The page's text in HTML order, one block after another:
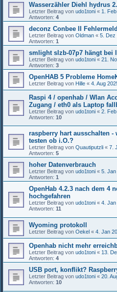
Wasserzähler Diehl hydrus
Letzter Beitrag von udo1toni « 1.
Antworten: 4
deconz Conbee II
Letzter Beitrag von Oldman « 5. Dez
Antworten: 1
smlight slzb-07p7 hängt bei
Letzter Beitrag von udo1toni « 21.
Antworten: 3
OpenHAB 5 Probleme
Letzter Beitrag von Hille « 4. Aug
Raspi 4 / openhab / Wlan
Zugang / eth0 als Laptop
Letzter Beitrag von udo1toni « 2.
Antworten: 10
raspberry hart ausschalten -
testen ob i.O.?
Letzter Beitrag von Quautiputzli « 7.
Antworten: 5
hoher Datenverbrauch
Letzter Beitrag von udo1toni « 5. Jan
Antworten: 1
OpenHab 4.2.3 nach dem 4
hochgefahren
Letzter Beitrag von udo1toni « 4. Jan
Antworten: 11
Wyoming protokoll
Letzter Beitrag von Oekel « 4. Jan
Openhab nicht mehr
Letzter Beitrag von udo1toni « 13.
Antworten: 4
USB port, konflikt?
Letzter Beitrag von udo1toni « 20.
Antworten: 10